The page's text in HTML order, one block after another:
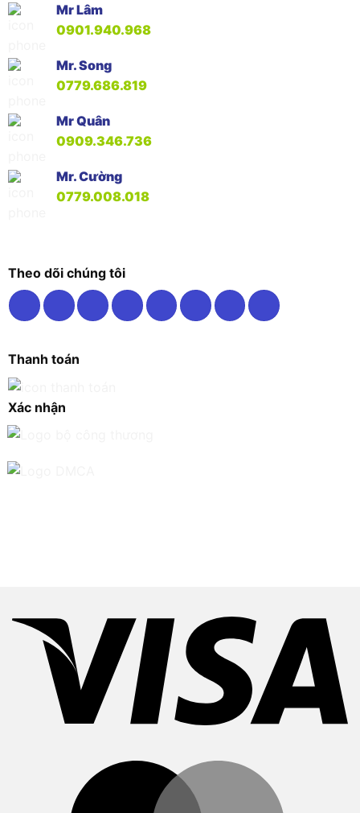
Mr Lâm
0901.940.968
Mr. Song
0779.686.819
Mr Quân
0909.346.736
Mr. Cường
0779.008.018
Theo dõi chúng tôi
Thanh toán
Xác nhận